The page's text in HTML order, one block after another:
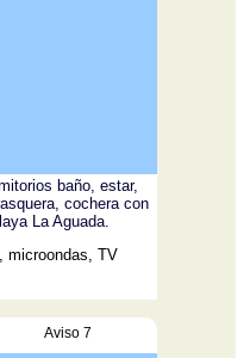
baño, estar,
cochera con
La Aguada.
microondas, TV
Aviso 7